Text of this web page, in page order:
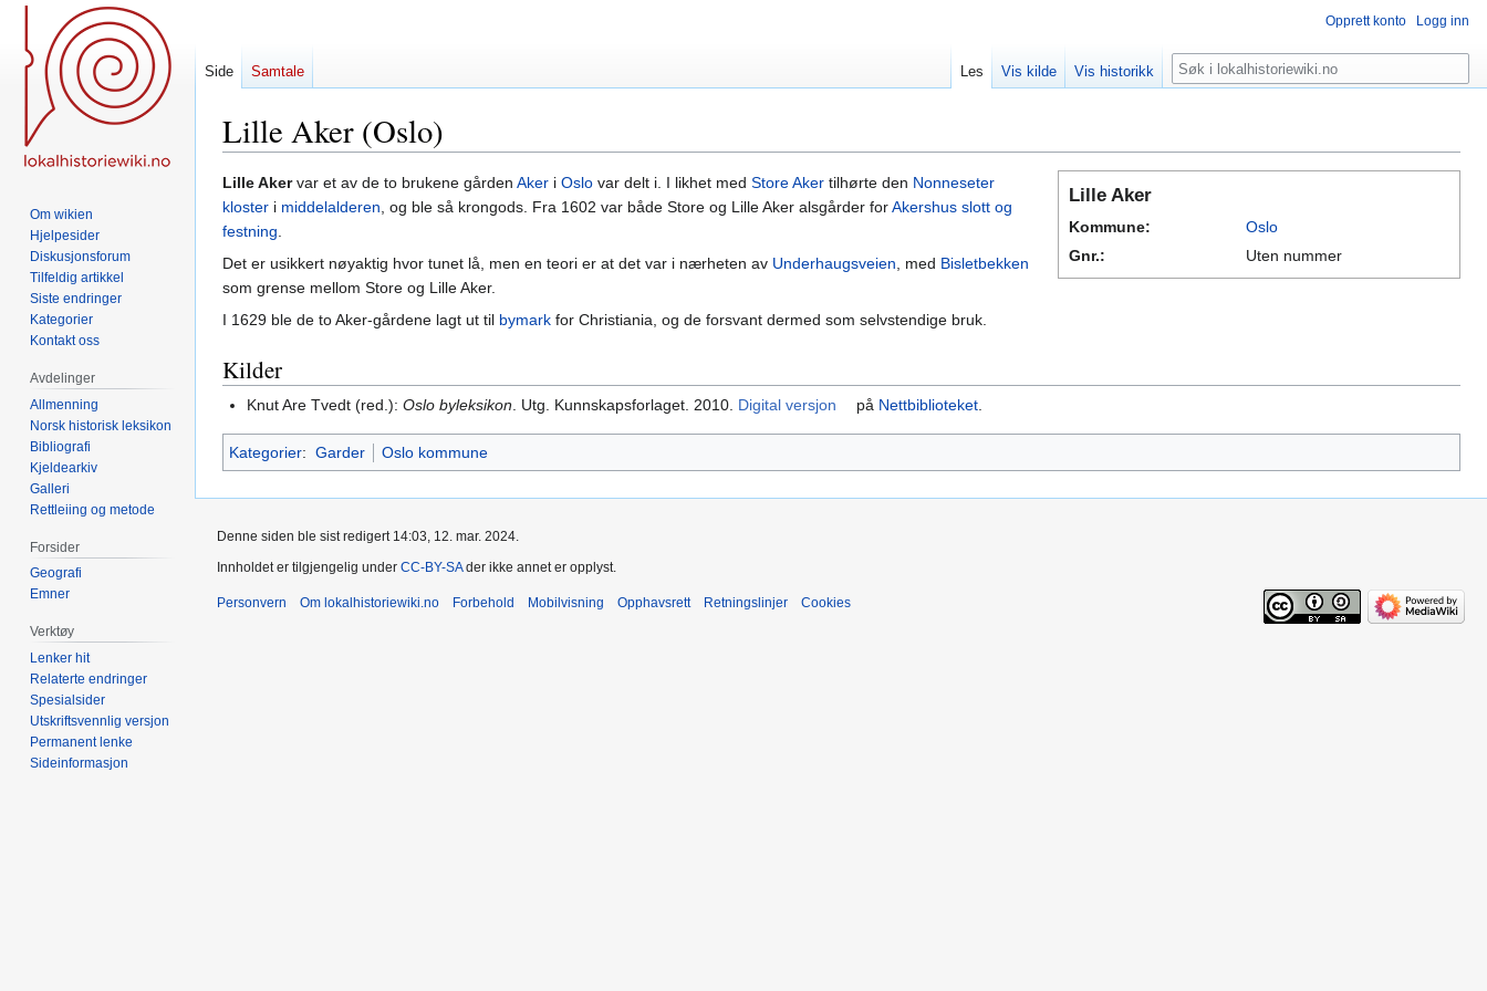
Lille Aker (Oslo)
Hopp
til
navigering
Hopp
til
søk
Lille Aker
Kommune:
Oslo
Gnr.:
Uten nummer
Lille Akervar et av de to brukene gården Aker i Oslo var delt i. I likhet med Store Aker tilhørte den Nonneseter
kloster i middelalderen, og ble så krongods. Fra 1602 var både Store og Lille Aker alsgårder forAkershus slott og
festning.
Det er usikkert nøyaktig hvor tunet lå, men en teori er at det var i nærheten av Underhaugsveien, med Bisletbekken
som grense mellom Store og Lille Aker.
I 1629 ble de to Aker-gårdene lagt ut til bymark for Christiania, og de forsvant dermed som selvstendige bruk.
Kilder
Knut Are Tvedt (red.):Oslo byleksikon . Utg. Kunnskapsforlaget. 2010. Digital versjon på Nettbiblioteket
Kategorier: Garder Oslo kommune
Opprett konto Logg inn
Side Samtale Les Vis kilde Vis historikk Søk
Om wikien
Hjelpesider
Diskusjonsforum
Tilfeldig artikkel
Siste endringer
Kategorier
Kontakt oss
Avdelinger
Allmenning
Norsk historisk leksikon
Bibliografi
Kjeldearkiv
Galleri
Rettleiing og metode
Forsider
Geografi
Emner
Verktøy
Lenker hit
Relaterte endringer
Spesialsider
Utskriftsvennlig versjon
Permanent lenke
Sideinformasjon
Denne siden ble sist redigert 14:03, 12. mar. 2024.
Innholdet er tilgjengelig under CC-BY-SAder ikke annet er opplyst.
Personvern Om lokalhistoriewiki.no Forbehold Mobilvisning Opphavsrett Retningslinjer Cookies